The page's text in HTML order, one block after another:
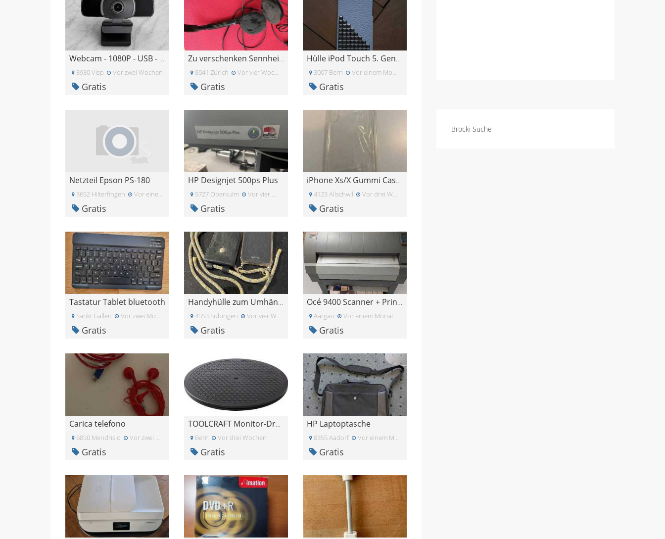
Brocki Suche
Webcam - 1080P - USB - Microphone
3930 Visp Vor zwei Wochen
Gratis
Zu verschenken Sennheiser PC 8 USB Headset
8041 Zürich Vor vier Wochen
Gratis
Hülle iPod Touch 5. Generation
3007 Bern Vor einem Monat
Gratis
Netzteil Epson PS-180
3652 Hilterfingen Vor einem Monat
Gratis
HP Designjet 500ps Plus
5727 Oberkulm Vor vier Wochen
Gratis
iPhone Xs/X Gummi Case Schutzhülle transparent
4123 Allschwil Vor drei Wochen
Gratis
Tastatur Tablet bluetooth
Sankt Gallen Vor zwei Monaten
Gratis
Handyhülle zum Umhängen iPhone XS
4553 Subingen Vor vier Wochen
Gratis
Océ 9400 Scanner + Printer
Aargau Vor einem Monat
Gratis
Carica telefono
6850 Mendrisio Vor zwei Monaten
Gratis
TOOLCRAFT Monitor-Drehteller schwarz
Bern Vor drei Wochen
Gratis
HP Laptoptasche
8355 Aadorf Vor einem Monat
Gratis